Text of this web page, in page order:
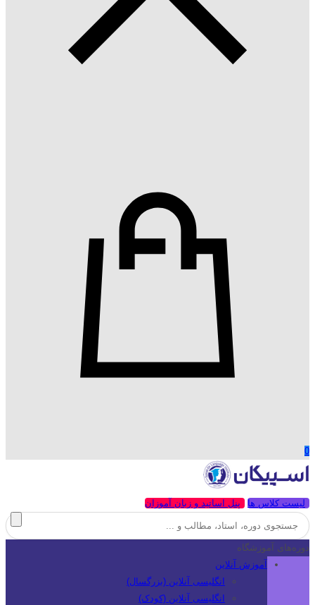
0
لیست کلاس ها پنل اساتید و زبان آموزان
دوره‌های آموزشگاه
آموزش آنلاین
انگلیسی آنلاین (بزرگسال)
انگلیسی آنلاین (کودک)